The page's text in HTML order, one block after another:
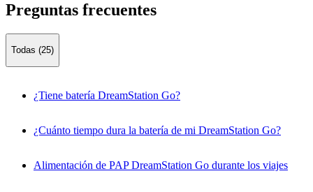
Preguntas frecuentes
Todas (25)
¿Tiene batería DreamStation Go?
¿Cuánto tiempo dura la batería de mi DreamStation Go?
Alimentación de PAP DreamStation Go durante los viajes